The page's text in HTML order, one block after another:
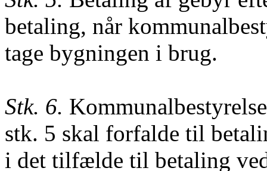
betaling, når
tage bygningen i brug.
Stk. 6.
stk. 5 skal forfalde til
i det tilfælde til betaling